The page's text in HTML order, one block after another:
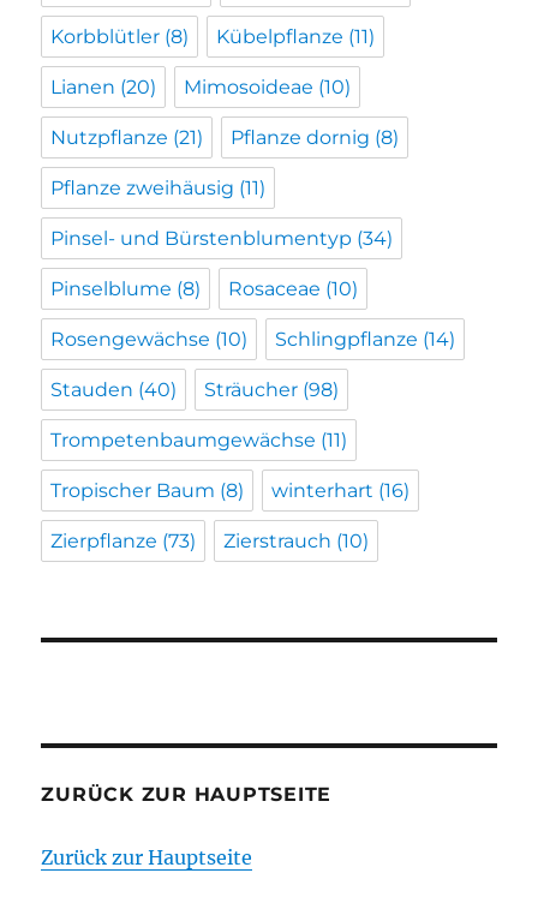
Korbblütler (8) Kübelpflanze (11)
Lianen (20) Mimosoideae (10)
Nutzpflanze (21) Pflanze dornig (8)
Pflanze zweihäusig (11)
Pinsel- und Bürstenblumentyp (34)
Pinselblume (8) Rosaceae (10)
Rosengewächse (10) Schlingpflanze (14)
Stauden (40) Sträucher (98)
Trompetenbaumgewächse (11)
Tropischer Baum (8) winterhart (16)
Zierpflanze (73) Zierstrauch (10)
ZURÜCK ZUR HAUPTSEITE
Zurück zur Hauptseite